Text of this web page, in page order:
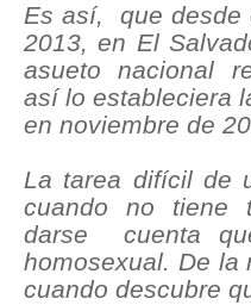
Es así, que desde
2013, en El
asueto nacional
así lo estableciera
en noviembre de
La tarea difícil de
cuando no tiene
darse cuenta
homosexual. De la
cuando descubre